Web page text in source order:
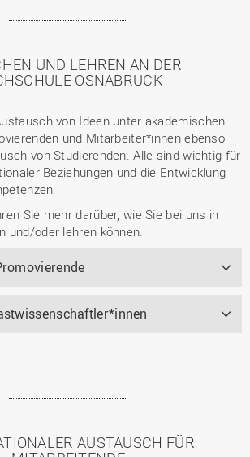
UND LEHREN AN DER
OSNABRÜCK
von Ideen unter akademischen
und Mitarbeiter*innen ebenso
von Studierenden. Alle sind wichtig für
Beziehungen und die Entwicklung
Sie mehr darüber, wie Sie bei uns in
und/oder lehren können.
AUSTAUSCH FÜR